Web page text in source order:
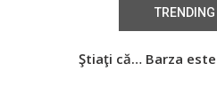
Ştiaţi că… Barza